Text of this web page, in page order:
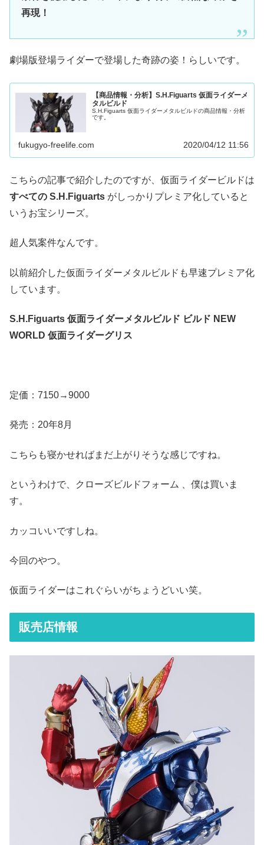
再現！
劇場版登場ライダーで登場した奇跡の姿！らしいです。
【商品情報・分析】S.H.Figuarts 仮面ライダーメ
タルビルド
S.H.Figuarts 仮面ライダーメタルビルドの商品情報・分析
です。
fukugyo-freelife.com 2020/04/12 11:56
こちらの記事で紹介したのですが、仮面ライダービルドは
すべての S.H.Figuarts がしっかりプレミア化していると
いうお宝シリーズ。
超人気案件なんです。
以前紹介した仮面ライダーメタルビルドも早速プレミア化
しています。
S.H.Figuarts 仮面ライダーメタルビルド ビルド NEW
WORLD 仮面ライダーグリス
定価：7150→9000
発売：20年8月
こちらも寝かせればまだ上がりそうな感じですね。
というわけで、クローズビルドフォーム 、僕は買いま
す。
カッコいいですしね。
今回のやつ。
仮面ライダーはこれぐらいがちょうどいい笑。
販売店情報